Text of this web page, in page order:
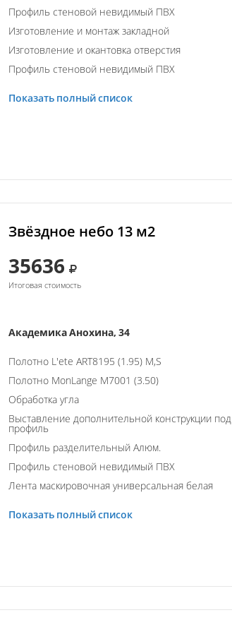
Профиль стеновой невидимый ПВХ
Изготовление и монтаж закладной
Изготовление и окантовка отверстия
Профиль стеновой невидимый ПВХ
Показать полный список
Звёздное небо 13 м2
35636
Итоговая стоимость
Академика Анохина, 34
Полотно L'ete ART8195 (1.95) M,S
Полотно MonLange M7001 (3.50)
Обработка угла
Выставление дополнительной конструкции под
профиль
Профиль разделительный Алюм.
Профиль стеновой невидимый ПВХ
Лента маскировочная универсальная белая
Показать полный список